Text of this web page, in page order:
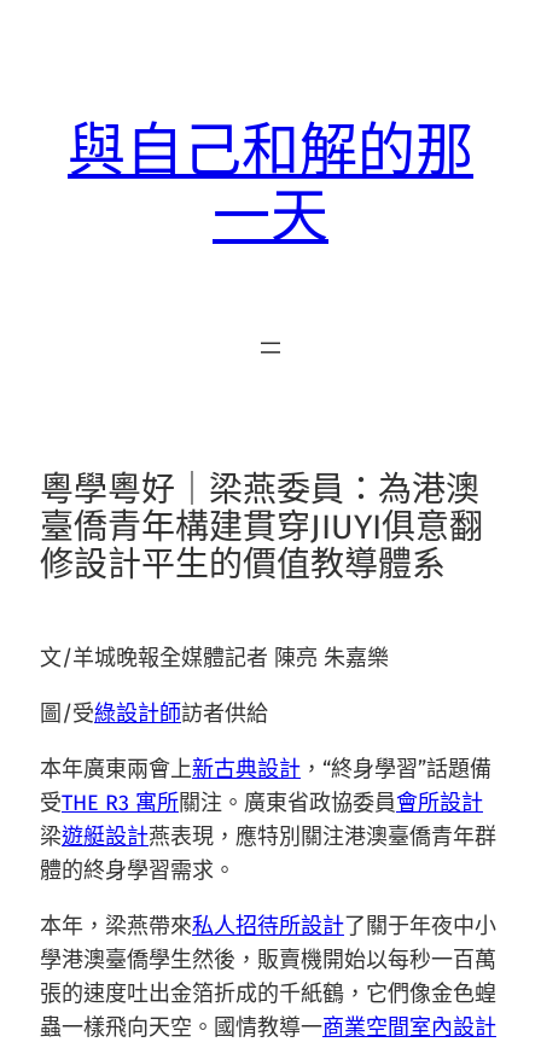
與自己和解的那
一天
粵學粵好｜梁燕委員：為港澳
臺僑青年構建貫穿JIUYI俱意翻
修設計平生的價值教導體系
文/羊城晚報全媒體記者 陳亮 朱嘉樂
圖/受綠設計師訪者供給
本年廣東兩會上新古典設計 ，“終身學習”話題備
受THE R3 寓所關注。廣東省政協委員會所設計
梁遊艇設計燕表現，應特別關注港澳臺僑青年群
體的終身學習需求。
本年，梁燕帶來私人招待所設計了關于年夜中小
學港澳臺僑學生然後，販賣機開始以每秒一百萬
張的速度吐出金箔折成的千紙鶴，它們像金色蝗
蟲一樣飛向天空。國情教導一商業空間室內設計